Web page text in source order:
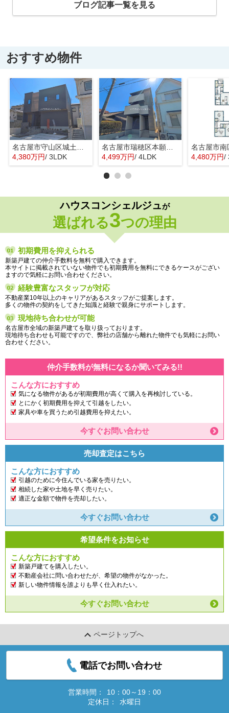
ブログ記事一覧を見る
おすすめ物件
名古屋市守山区城土町22【仲介手数料無料】新築一戸建て 1号棟
4,380万円/ 3LDK
名古屋市瑞穂区本願寺町１丁目16【仲介手数料無料】新築一戸建て 1号棟
4,499万円/ 4LDK 4,480万円/
ハウスコンシェルジュが
選ばれる3つの理由
初期費用を抑えられる
新築戸建ての仲介手数料を無料で購入できます。
本サイトに掲載されていない物件でも初期費用を無料にできるケースがござい
ますので気軽にお問い合わせください。
経験豊富なスタッフが対応
不動産業10年以上のキャリアがあるスタッフがご提案します。
多くの物件の契約をしてきた知識と経験で親身にサポートします。
現地待ち合わせが可能
名古屋市全域の新築戸建てを取り扱っております。
現地待ち合わせも可能ですので、弊社の店舗から離れた物件でも気軽にお問い
合わせください。
仲介手数料が無料になるか聞いてみる!!
こんな方におすすめ
気になる物件があるが初期費用が高くて購入を再検討している。
とにかく初期費用を抑えて引越をしたい。
家具や車を買うため引越費用を抑えたい。
今すぐお問い合わせ
売却査定はこちら
こんな方におすすめ
引越のために今住んでいる家を売りたい。
相続した家や土地を早く売りたい。
適正な金額で物件を売却したい。
今すぐお問い合わせ
希望条件をお知らせ
こんな方におすすめ
新築戸建てを購入したい。
不動産会社に問い合わせたが、希望の物件がなかった。
新しい物件情報を誰よりも早く仕入れたい。
今すぐお問い合わせ
ページトップへ
電話でお問い合わせ
営業時間：
10：00～19：00
定休日：
水曜日